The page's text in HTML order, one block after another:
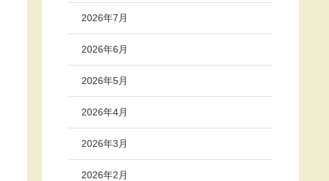
2026年7月
2026年6月
2026年5月
2026年4月
2026年3月
2026年2月